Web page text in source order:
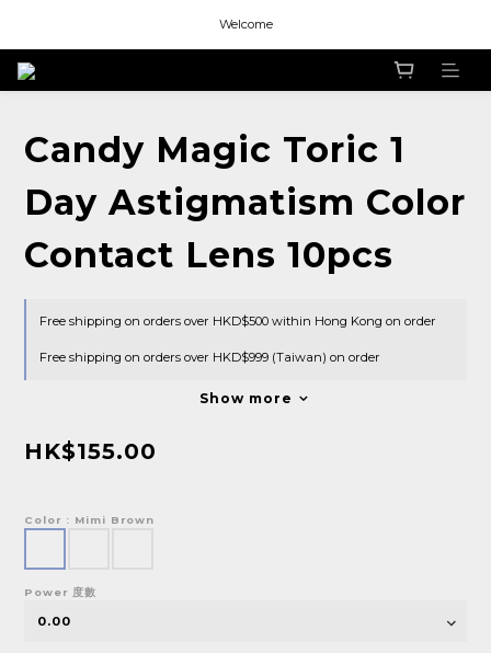
Welcome
Welcome
Candy Magic Toric 1
Day Astigmatism Color
Contact Lens 10pcs
Free shipping on orders over HKD$500 within Hong Kong on order
Free shipping on orders over HKD$999 (Taiwan) on order
Show more
HK$155.00
Color : Mimi Brown
Power 度數